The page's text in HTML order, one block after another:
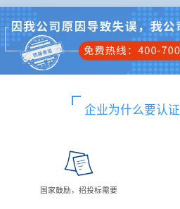
企业为什么要认证
国家鼓励，招投标需要